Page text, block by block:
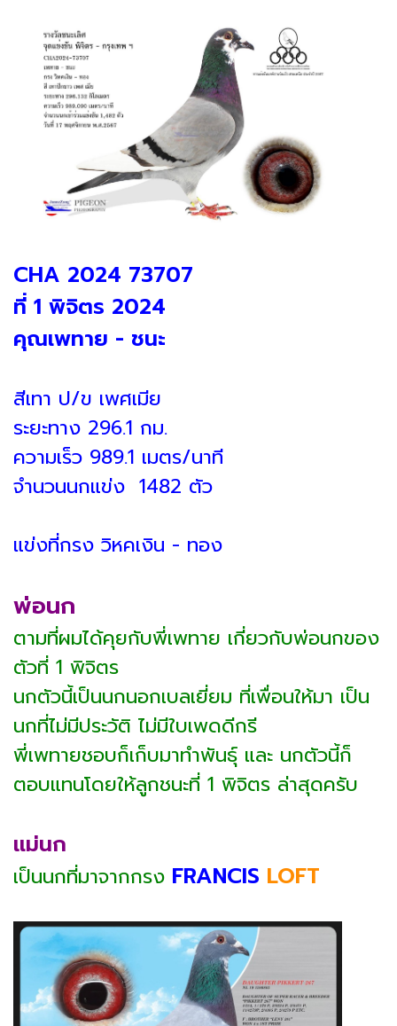
CHA 2024 73707
ที่ 1 พิจิตร 2024
คุณเพทาย - ชนะ
สีเทา ป/ข เพศเมีย
ระยะทาง 296.1 กม.
ความเร็ว 989.1 เมตร/นาที
จำนวนนกแข่ง 1482 ตัว
แข่งที่กรง วิหคเงิน - ทอง
พ่อนก
ตามที่ผมได้คุยกับพี่เพทาย เกี่ยวกับพ่อนกของ
ตัวที่ 1 พิจิตร
นกตัวนี้เป็นนกนอกเบลเยี่ยม ที่เพื่อนให้มา เป็น
นกที่ไม่มีประวัติ ไม่มีใบเพดดีกรี
พี่เพทายชอบก็เก็บมาทำพันธุ์ และ นกตัวนี้ก็
ตอบแทนโดยให้ลูกชนะที่ 1 พิจิตร ล่าสุดครับ
แม่นก
เป็นนกที่มาจากกรง FRANCIS LOFT